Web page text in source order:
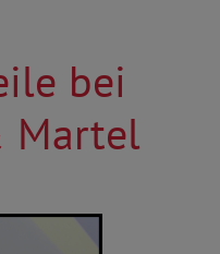
bei
Martel